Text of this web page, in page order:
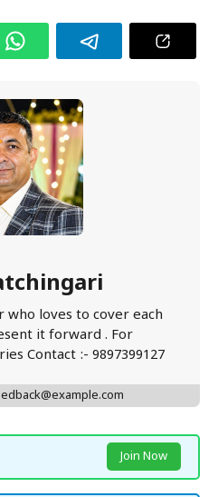
who loves to cover each
it forward . For
Contact :- 9897399127
Join Now